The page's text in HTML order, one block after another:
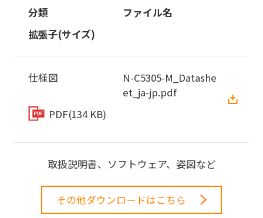
分類
ファイル名
拡張子(サイズ)
仕様図
N-C5305-M_Datashe
et_ja-jp.pdf
PDF(134 KB)
取扱説明書、ソフトウェア、姿図など
その他ダウンロードはこちら